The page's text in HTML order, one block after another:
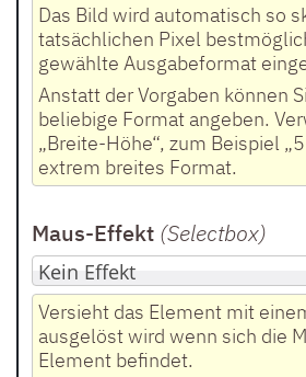
Das Bild wird automatisch so
tatsächlichen Pixel
gewählte Ausgabeformat
Anstatt der Vorgaben können
beliebige Format angeben.
„Breite-Höhe“, zum Beispiel
extrem breites Format.
Maus-Effekt (Selectbox)
Versieht das Element mit
ausgelöst wird wenn sich die
Element befindet.